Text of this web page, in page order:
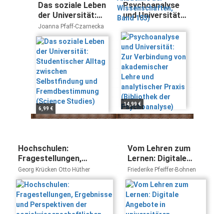
Das soziale Leben
der Universität:
Studentischer
Alltag zwischen
Selbstfindung und
Fremdbestimmung
(Science Studies)
Joanna Pfaff-Czarnecka
6,99 €
Psychoanalyse
und Universität:
Zur Verbindung
von
akademischer
Lehre und
analytischer
Praxis
(Bibliothek der
Psychoanalyse)
14,99 €
Hochschulen:
Fragestellungen,
Ergebnisse und
Perspektiven der
sozialwissenschaftlichen
Hochschulforschung
(Organization & Public
Georg Krücken Otto Hüther
Vom Lehren zum
Lernen: Digitale
Angebote in
universitären
Lehrveranstaltungen
Friederike Pfeiffer-Bohnen